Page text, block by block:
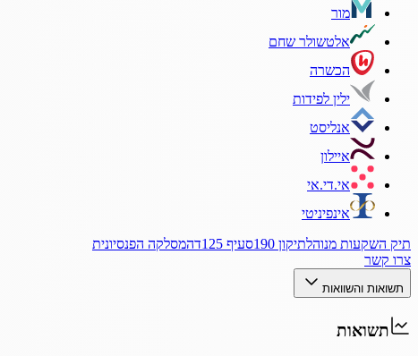
מור
אלטשולר שחם
הכשרה
ילין לפידות
אנליסט
איילון
אי.די.אי
אינפיניטי
תיק השקעות מנוהלתיקון 190 סעיף 125ד
המסלקה הפנסיונית
צרו קשר
תשואות והשוואות
תשואות